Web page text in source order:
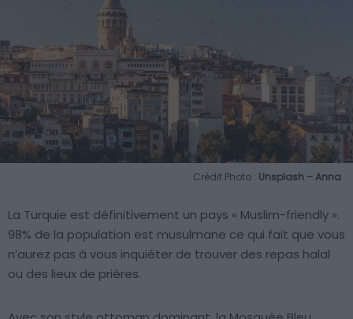
Crédit Photo : Unsplash – Anna
La Turquie est définitivement un pays « Muslim-friendly ».
98% de la population est musulmane ce qui fait que vous
n’aurez pas à vous inquiéter de trouver des repas halal
ou des lieux de prières.